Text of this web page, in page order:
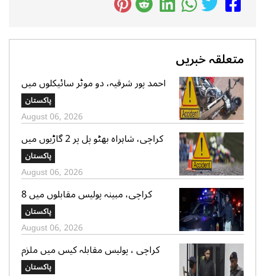
متعلقہ خبریں
احمد پور شرقیہ، دو موٹر سائیکلوں میں
پاکستان
August 06, 2026
کراچی، شاہراہ بھٹو پل پر 2 گاڑیوں میں
پاکستان
August 06, 2026
کراچی، مبینہ پولیس مقابلوں میں 8
زخمی سمیت 12 ڈاکو گرفتار، اسلحہ،
موبائل فونز، کیش رقم اور موٹر سائیکلیں
برآمد
پاکستان
August 06, 2026
کراچی ، پولیس مقابلہ کیس میں ملزم
شاہ زیب کی دو مقدمات میں ضمانت
پاکستان